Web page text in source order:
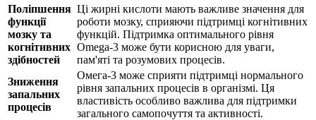
Поліпшення
функції
мозку та
когнітивних
здібностей
Ці жирні кислоти мають важливе значення для
роботи мозку, сприяючи підтримці когнітивних
функцій. Підтримка оптимального рівня
Omega-3 може бути корисною для уваги,
пам'яті та розумових процесів.
Зниження
запальних
процесів
Омега-3 може сприяти підтримці нормального
рівня запальних процесів в організмі. Ця
властивість особливо важлива для підтримки
загального самопочуття та активності.